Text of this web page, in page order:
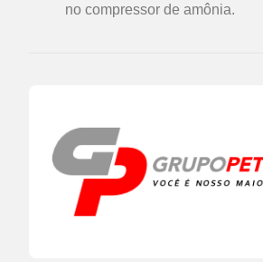
no compressor de amônia.